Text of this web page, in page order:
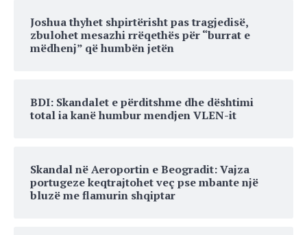
Joshua thyhet shpirtërisht pas tragjedisë,
zbulohet mesazhi rrëqethës për “burrat e
mëdhenj” që humbën jetën
BDI: Skandalet e përditshme dhe dështimi
total ia kanë humbur mendjen VLEN-it
Skandal në Aeroportin e Beogradit: Vajza
portugeze keqtrajtohet veç pse mbante një
bluzë me flamurin shqiptar